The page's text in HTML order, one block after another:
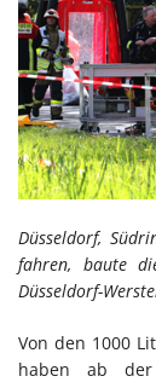
Düsseldorf,
fahren, baute
Düsseldorf-
Von den 1000
haben ab